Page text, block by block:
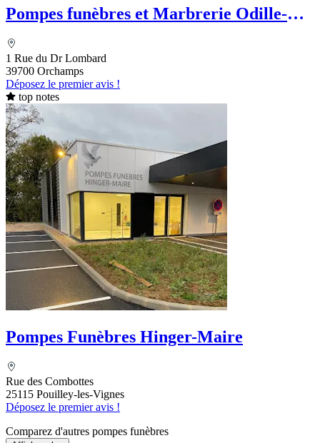
Pompes funèbres et Marbrerie Odille-
1 Rue du Dr Lombard
39700 Orchamps
Déposez le premier avis !
top notes
Pompes Funèbres Hinger-Maire
Rue des Combottes
25115 Pouilley-les-Vignes
Déposez le premier avis !
Comparez d'autres pompes funèbres